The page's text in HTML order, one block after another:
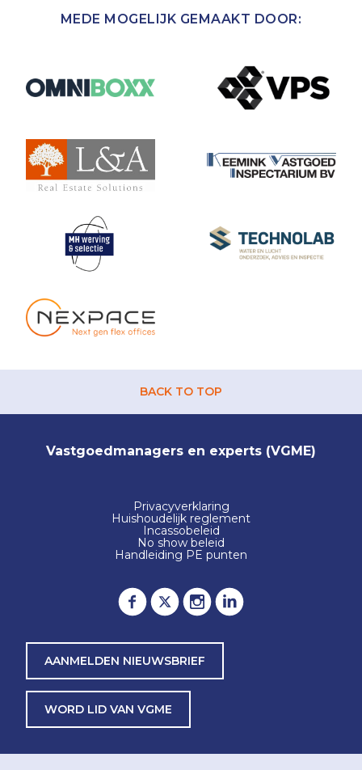
MEDE MOGELIJK GEMAAKT DOOR:
BACK TO TOP
Vastgoedmanagers en experts (VGME)
Privacyverklaring
Huishoudelijk reglement
Incassobeleid
No show beleid
Handleiding PE punten
AANMELDEN NIEUWSBRIEF
WORD LID VAN VGME